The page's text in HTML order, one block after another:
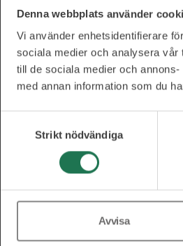
Denna webbplats använder
Vi använder enhetsidentifierare
sociala medier och analysera vår
till de sociala medier och
med annan information som du
Strikt nödvändiga
Avvisa
E-post*
Önskat antal
C
o
n
Jag
C
A
P
C